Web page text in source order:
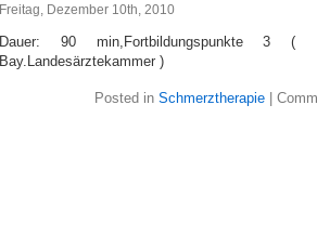
Freitag, Dezember 10th, 2010
Dauer: 90 min,Fortbildungspunkte 3 (
Bay.Landesärztekammer )
Posted in Schmerztherapie|